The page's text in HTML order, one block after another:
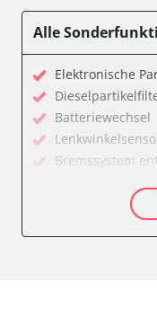
Bedieneinheit
Bordcomputer
CD-Wechsler
Command
Alle
Elektronische
Batteriewechsel
Bremssystem
Elektronische